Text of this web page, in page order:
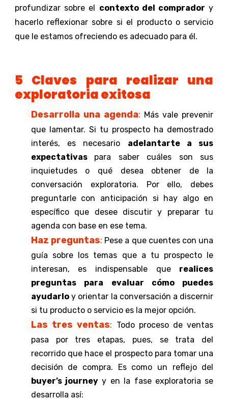
profundizar sobre el contexto del comprador y
hacerlo reflexionar sobre si el producto o servicio
que le estamos ofreciendo es adecuado para él.
5 Claves para realizar una
exploratoria exitosa
Desarrolla una agenda: Más vale prevenir
que lamentar. Si tu prospecto ha demostrado
interés, es necesario adelantarte a sus
expectativas para saber cuáles son sus
inquietudes o qué desea obtener de la
conversación exploratoria. Por ello, debes
preguntarle con anticipación si hay algo en
específico que desee discutir y preparar tu
agenda con base en ese tema.
Haz preguntas: Pese a que cuentes con una
guía sobre los temas que a tu prospecto le
interesan, es indispensable que realices
preguntas para evaluar cómo puedes
ayudarloy orientar la conversación a discernir
si tu producto o servicio es la mejor opción.
Las tres ventas: Todo proceso de ventas
pasa por tres etapas, pues, se trata del
recorrido que hace el prospecto para tomar una
decisión de compra. Es como un reflejo del
buyer’s journey y en la fase exploratoria se
desarrolla así: